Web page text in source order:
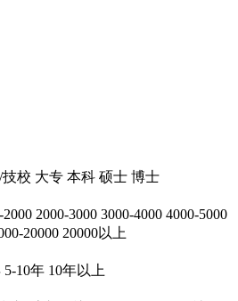
校 大专 本科 硕士 博士
2000 2000-3000 3000-4000 4000-5000
20000 20000以上
5-10年 10年以上